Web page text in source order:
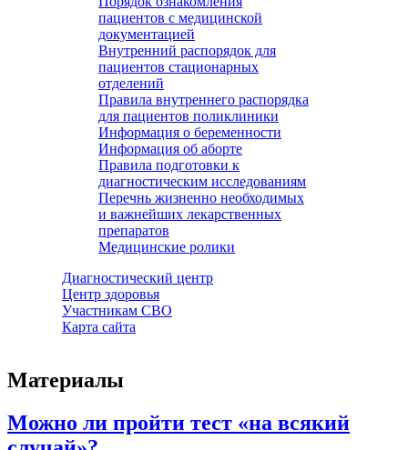
пациентов с медицинской
документацией
Внутренний распорядок для
пациентов стационарных
отделений
Правила внутреннего распорядка
для пациентов поликлиники
Информация о беременности
Информация об аборте
Правила подготовки к
диагностическим исследованиям
Перечнь жизненно необходимых
и важнейших лекарственных
препаратов
Медицинские ролики
Диагностический центр
Центр здоровья
Участникам СВО
Карта сайта
Материалы
Можно ли пройти тест «на всякий